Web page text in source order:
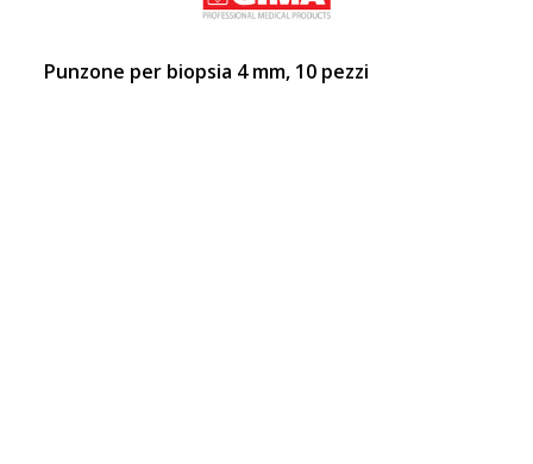
Punzone per biopsia 4 mm, 10 pezzi